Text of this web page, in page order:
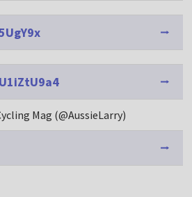
Mag (@AussieLarry)